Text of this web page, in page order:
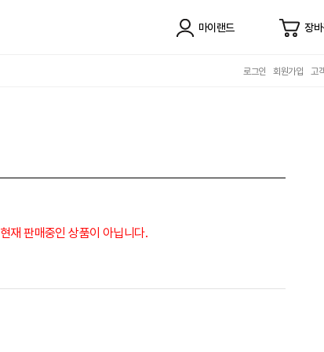
마이랜드 장
로그인 회원가입 고
현재 판매중인 상품이 아닙니다.